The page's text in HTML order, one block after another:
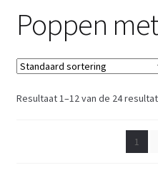
Babypoppen Antonio Juan
Poppen donker & getint
Poppen
Resultaat 1–12 van de 24
1